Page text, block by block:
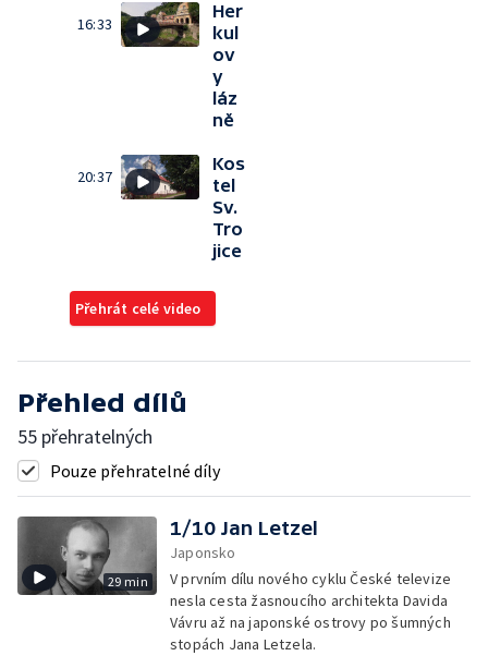
16:33
Her
kul
ov
y
láz
ně
20:37
Kos
tel
Sv.
Tro
jice
Přehrát celé video
Přehled dílů
55 přehratelných
Pouze přehratelné díly
29 min
1/10 Jan Letzel
Japonsko
V prvním dílu nového cyklu České televize
nesla cesta žasnoucího architekta Davida
Vávru až na japonské ostrovy po šumných
stopách Jana Letzela.